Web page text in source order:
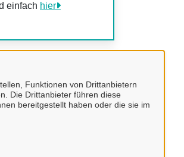
Funktionen von Drittanbietern
Die Drittanbieter führen diese
bereitgestellt haben oder die sie im
einfach hier
u.